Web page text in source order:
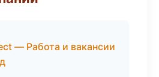
— Работа и вакансии